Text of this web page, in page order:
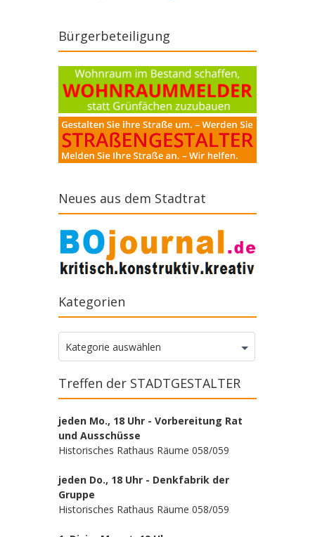
Bürgerbeteiligung
Neues aus dem Stadtrat
Kategorien
Kategorien
Kategorie auswählen
Treffen der STADTGESTALTER
jeden Mo., 18 Uhr - Vorbereitung Rat
und Ausschüsse
Historisches Rathaus Räume 058/059
jeden Do., 18 Uhr - Denkfabrik der
Gruppe
Historisches Rathaus Räume 058/059